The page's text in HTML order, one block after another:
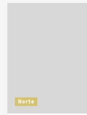
Norte